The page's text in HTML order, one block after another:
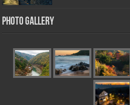
Photo Gallery